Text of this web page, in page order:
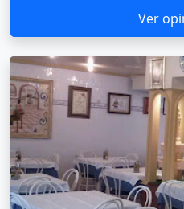
Ver